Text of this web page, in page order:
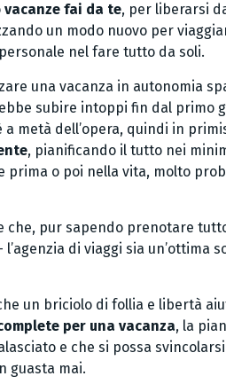
vacanze fai da te, per liberarsi
un modo nuovo per
nel fare tutto da soli.
una vacanza in autonomia
subire intoppi fin dal primo
a metà dell’opera, quindi in
, pianificando il tutto nei
prima o poi nella vita, molto
che, pur sapendo prenotare
l’agenzia di viaggi sia un’ottima
un briciolo di follia e libertà
per una vacanza, la
e che si possa
guasta mai.